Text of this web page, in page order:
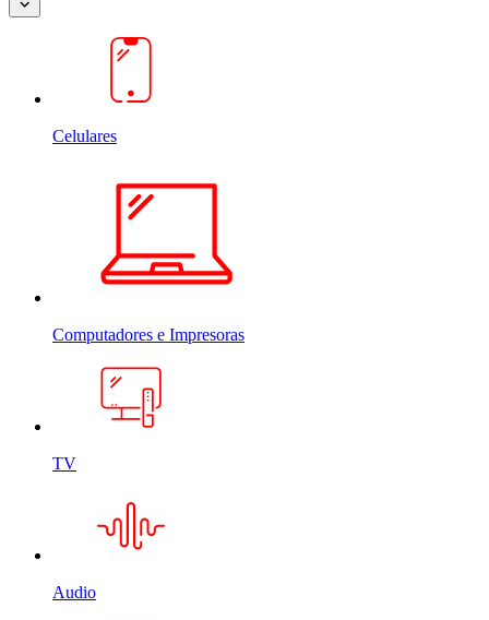
Celulares
Computadores e Impresoras
TV
Audio